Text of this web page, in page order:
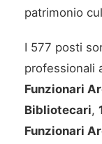
patrimonio
I 577 posti
professionali
Funzionari
Bibliotecari,
Funzionari